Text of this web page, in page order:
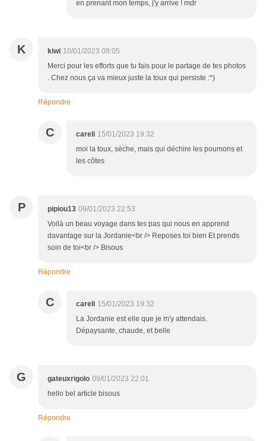
en prenant mon temps, j'y arrive ! mdr
K kiwi 10/01/2023 09:05
Merci pour les efforts que tu fais pour le partage de tes photos
. Chez nous ça va mieux juste la toux qui persiste :*)
Répondre
C careli 15/01/2023 19:32
moi la toux, sèche, mais qui déchire les poumons et
les côtes
P pipiou13 09/01/2023 22:53
Voilà un beau voyage dans tes pas qui nous en apprend
davantage sur la Jordanie<br /> Reposes toi bien Et prends
soin de toi<br /> Bisous
Répondre
C careli 15/01/2023 19:32
La Jordanie est elle que je m'y attendais.
Dépaysante, chaude, et belle
G gateuxrigolo 09/01/2023 22:01
hello bel article bisous
Répondre